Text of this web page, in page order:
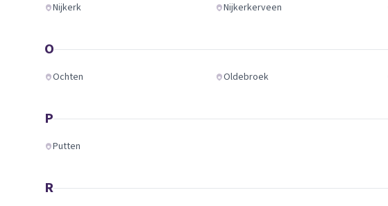
Nijkerk Nijkerkerveen
O
Ochten Oldebroek
P
Putten
R